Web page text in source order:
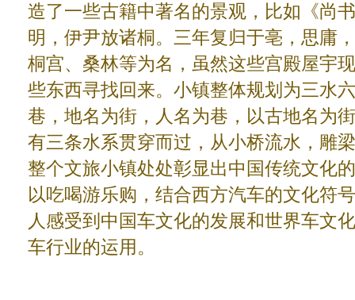
造了一些古籍中著名的景观，比如《尚
明，伊尹放诸桐。三年复归于亳，思庸
桐宫、桑林等为名，虽然这些宫殿屋宇
些东西寻找回来。小镇整体规划为三水
巷，地名为街，人名为巷，以古地名为
有三条水系贯穿而过，从小桥流水，雕
整个文旅小镇处处彰显出中国传统文化
以吃喝游乐购，结合西方汽车的文化符
人感受到中国车文化的发展和世界车文
车行业的运用。